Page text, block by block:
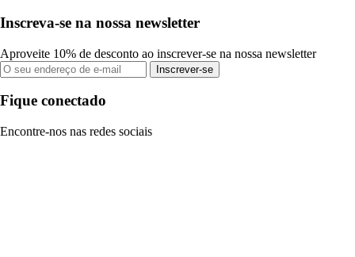
Inscreva-se na nossa newsletter
Aproveite 10% de desconto ao inscrever-se na nossa newsletter
Inscrever-se
Fique conectado
Encontre-nos nas redes sociais